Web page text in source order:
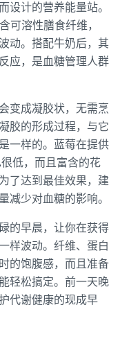
设计的营养能量站。
可溶性膳食纤维，
动。搭配牛奶后，其
应，是血糖管理人群
变成凝胶状，无需烹
胶的形成过程，与它
一样的。蓝莓在提供
低，而且富含的花
了达到最佳效果，建
减少对血糖的影响。
的早晨，让你在获得
样波动。纤维、蛋白
的饱腹感，而且准备
轻松搞定。前一天晚
代谢健康的现成早